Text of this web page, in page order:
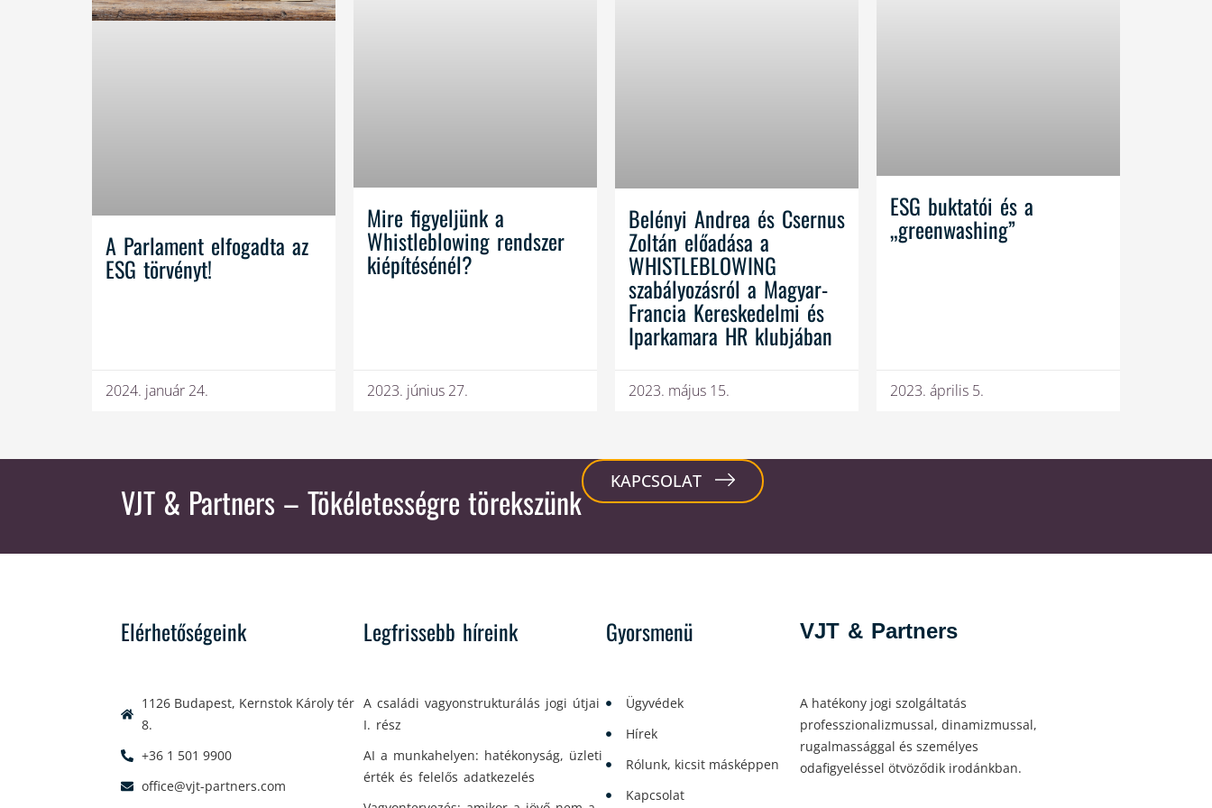
A Parlament elfogadta az
ESG törvényt!
2024. január 24.
Mire figyeljünk a
Whistleblowing rendszer
kiépítésénél?
2023. június 27.
Belényi Andrea és Csernus
Zoltán előadása a
WHISTLEBLOWING
szabályozásról a Magyar-
Francia Kereskedelmi és
Iparkamara HR klubjában
2023. május 15.
ESG buktatói és a
„greenwashing”
2023. április 5.
VJT & Partners – Tökéletességre törekszünk KAPCSOLAT
Elérhetőségeink
1126 Budapest, Kernstok Károly tér
8.
+36 1 501 9900
office@vjt-partners.com
Legfrissebb híreink
A családi vagyonstrukturálás jogi útjai
I. rész
AI a munkahelyen: hatékonyság, üzleti
érték és felelős adatkezelés
Gyorsmenü
Ügyvédek
Hírek
Rólunk, kicsit másképpen
Kapcsolat
VJT & Partners
A hatékony jogi szolgáltatás
professzionalizmussal, dinamizmussal,
rugalmassággal és személyes
odafigyeléssel ötvöződik irodánkban.